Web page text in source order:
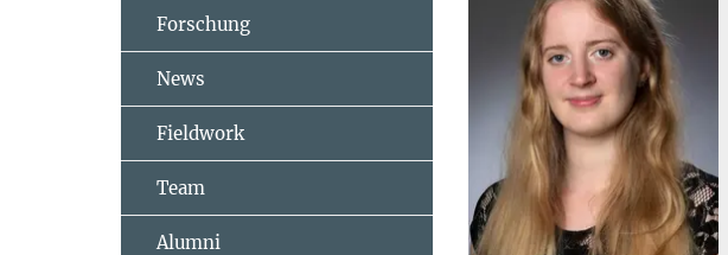
Forschung
News
Fieldwork
Team
Alumni